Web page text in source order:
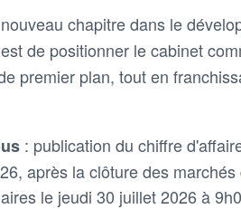
chapitre dans le
de positionner le cabinet
premier plan, tout en
: publication du chiffre
après la clôture des
le jeudi 30 juillet 2026 à